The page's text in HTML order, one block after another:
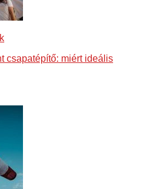
csapatépítő: miért ideális